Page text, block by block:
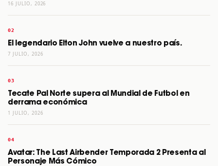
16 JULIO, 2026
El legendario Elton John vuelve a nuestro país.
7 JULIO, 2026
Tecate Pal Norte supera al Mundial de Futbol en
derrama económica
1 JULIO, 2026
Avatar: The Last Airbender Temporada 2 Presenta al
Personaje Más Cómico